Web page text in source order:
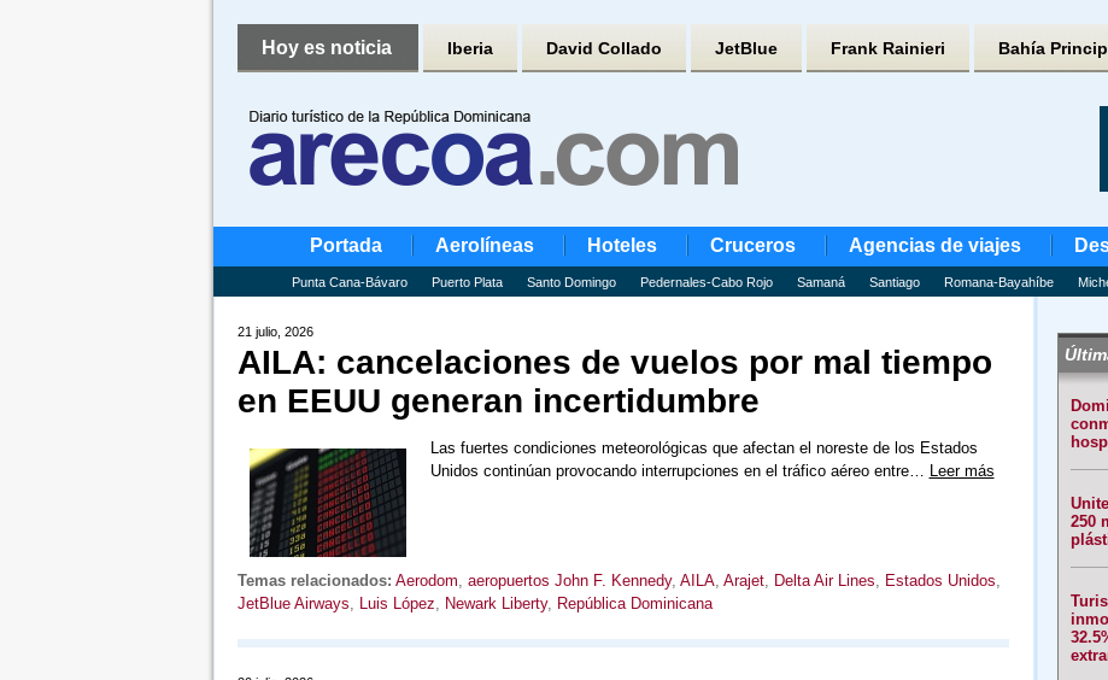
Hoy es noticia Iberia David Collado JetBlue Frank Rainieri Bahía
Portada Aerolíneas Hoteles Cruceros Agencias de viajes
Punta Cana-Bávaro Puerto Plata Santo Domingo Pedernales-Cabo Rojo Samaná Santiago Romana-Bayahíbe
21 julio, 2026
AILA: cancelaciones de vuelos por mal tiempo
en EEUU generan incertidumbre
Las fuertes condiciones meteorológicas que afectan el noreste de los Estados
Unidos continúan provocando interrupciones en el tráfico aéreo entre… Leer más
Temas relacionados: Aerodom, aeropuertos John F. Kennedy, AILA, Arajet, Delta Air Lines, Estados Unidos,
JetBlue Airways, Luis López, Newark Liberty, República Dominicana
250